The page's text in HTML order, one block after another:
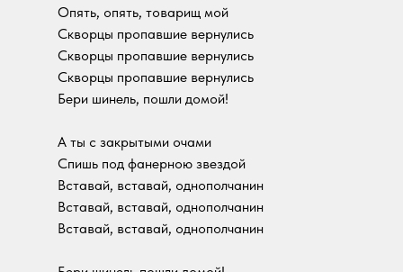
Опять, опять, товарищ мой
Скворцы пропавшие вернулись
Скворцы пропавшие вернулись
Скворцы пропавшие вернулись
Бери шинель, пошли домой!
А ты с закрытыми очами
Спишь под фанерною звездой
Вставай, вставай, однополчанин
Вставай, вставай, однополчанин
Вставай, вставай, однополчанин